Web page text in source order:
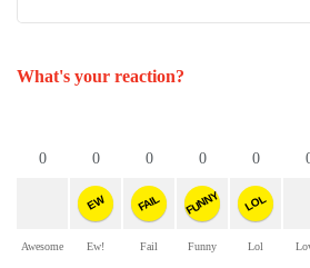
What's your reaction?
0
Awesome
0
EW
Ew!
0
FAIL
Fail
0
FUNNY
Funny
0
LOL
Lol